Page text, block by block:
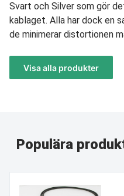
Svart och Silver som gör
kablaget. Alla har dock en
de minimerar distortionen
Visa alla produkter
Populära